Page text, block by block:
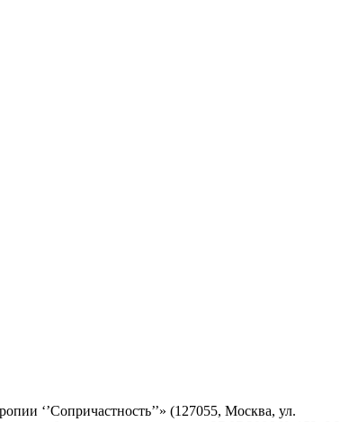
‘’Сопричастность’’» (127055, Москва, ул.